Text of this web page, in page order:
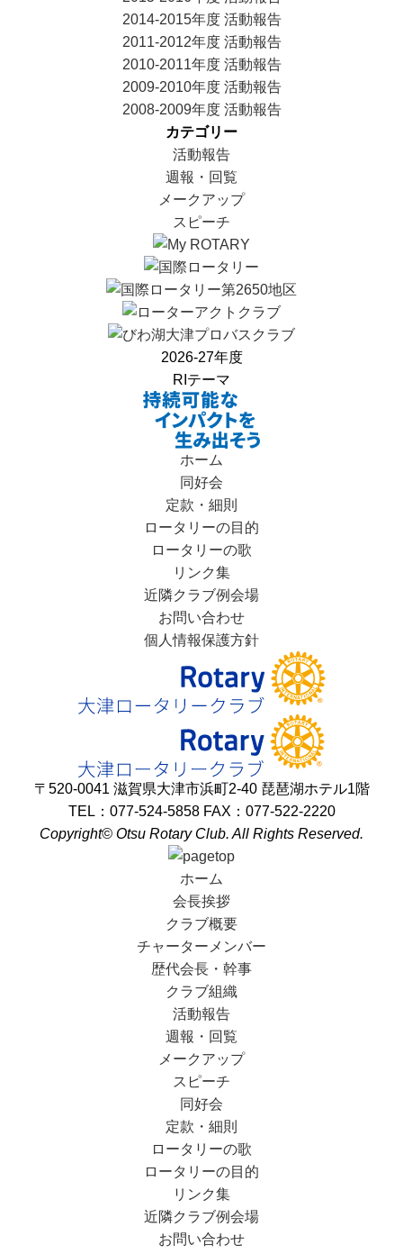
2014-2015年度 活動報告
2011-2012年度 活動報告
2010-2011年度 活動報告
2009-2010年度 活動報告
2008-2009年度 活動報告
カテゴリー
活動報告
週報・回覧
メークアップ
スピーチ
2026-27年度
RIテーマ
ホーム
同好会
定款・細則
ロータリーの目的
ロータリーの歌
リンク集
近隣クラブ例会場
お問い合わせ
個人情報保護方針
〒520-0041 滋賀県大津市浜町2-40 琵琶湖ホテル1階
TEL：077-524-5858 FAX：077-522-2220
Copyright© Otsu Rotary Club. All Rights Reserved.
ホーム
会長挨拶
クラブ概要
チャーターメンバー
歴代会長・幹事
クラブ組織
活動報告
週報・回覧
メークアップ
スピーチ
同好会
定款・細則
ロータリーの歌
ロータリーの目的
リンク集
近隣クラブ例会場
お問い合わせ